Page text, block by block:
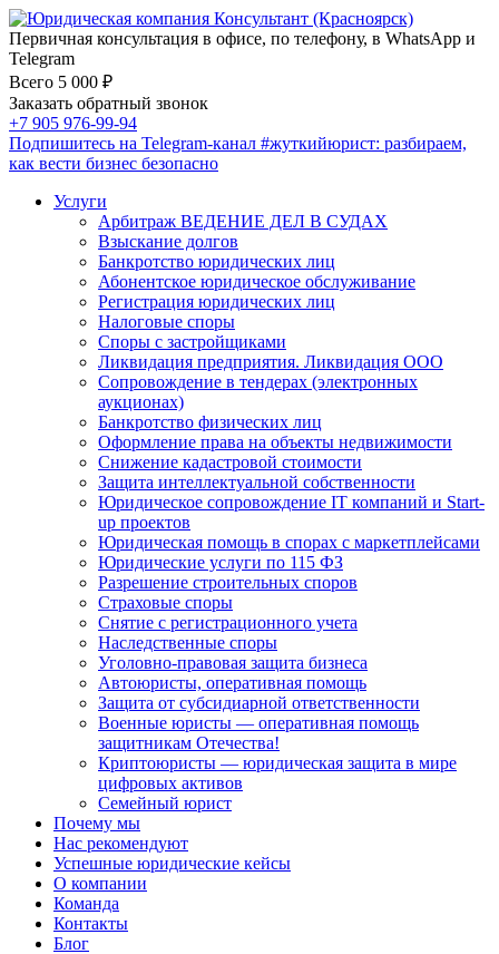
Первичная консультация в офисе, по телефону, в WhatsApp и
Telegram
Всего 5 000 ₽
Заказать обратный звонок
+7 905 976-99-94
Подпишитесь на Telegram-канал #жуткийюрист: разбираем,
как вести бизнес безопасно
Услуги
Арбитраж ВЕДЕНИЕ ДЕЛ В СУДАХ
Взыскание долгов
Банкротство юридических лиц
Абонентское юридическое обслуживание
Регистрация юридических лиц
Налоговые споры
Споры с застройщиками
Ликвидация предприятия. Ликвидация ООО
Сопровождение в тендерах (электронных
аукционах)
Банкротство физических лиц
Оформление права на объекты недвижимости
Снижение кадастровой стоимости
Защита интеллектуальной собственности
Юридическое сопровождение IT компаний и Start-
up проектов
Юридическая помощь в спорах с маркетплейсами
Юридические услуги по 115 ФЗ
Разрешение строительных споров
Страховые споры
Снятие с регистрационного учета
Наследственные споры
Уголовно-правовая защита бизнеса
Автоюристы, оперативная помощь
Защита от субсидиарной ответственности
Военные юристы — оперативная помощь
защитникам Отечества!
Криптоюристы — юридическая защита в мире
цифровых активов
Семейный юрист
Почему мы
Нас рекомендуют
Успешные юридические кейсы
О компании
Команда
Контакты
Блог